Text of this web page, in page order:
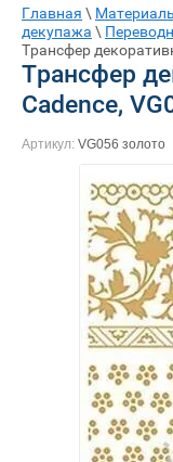
Главная \
декупажа \
Трансфер
Трансфер
Cadence,
Артикул: VG056 золото